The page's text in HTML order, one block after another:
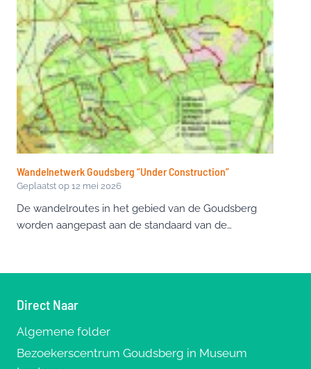
Wandelnetwerk Goudsberg “Under Construction”
Geplaatst op 12 mei 2026
De wandelroutes in het gebied van de Goudsberg
worden aangepast aan de standaard van de…
Direct Naar
Algemene folder
Bezoekerscentrum Goudsberg in Museum